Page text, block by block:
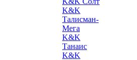
K&K
Талисман-
Мега
K&K
Танаис
K&K